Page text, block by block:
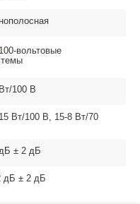
100-вольтовые
100 В
Вт/100 В, 15-8 Вт/70
± 2 дБ
дБ ± 2 дБ